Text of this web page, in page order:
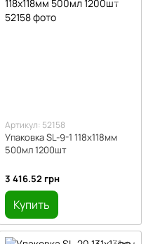
Артикул: 52158
Упаковка SL-9-1 118х118мм
500мл 1200шт
3 416.52 грн
Купить